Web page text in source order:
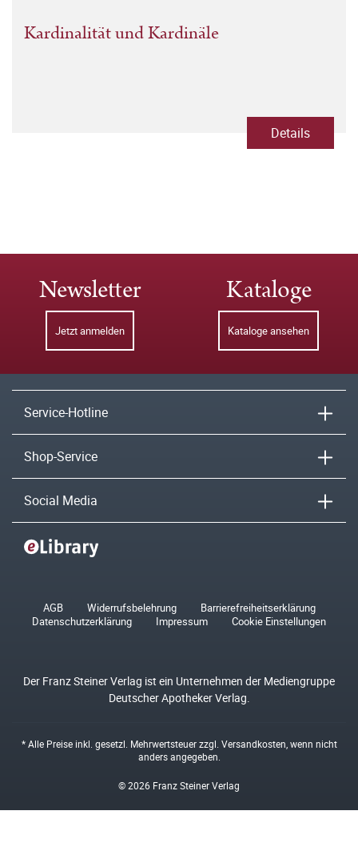
Kardinalität und Kardinäle
Details
Newsletter
Jetzt anmelden
Kataloge
Kataloge ansehen
Service-Hotline
Shop-Service
Social Media
AGB Widerrufsbelehrung
Barrierefreiheitserklärung
Datenschutzerklärung
Impressum Cookie Einstellungen
Der Franz Steiner Verlag ist ein Unternehmen der Mediengruppe
Deutscher Apotheker Verlag.
* Alle Preise inkl. gesetzl. Mehrwertsteuer zzgl. Versandkosten , wenn nicht
anders angegeben.
© 2026 Franz Steiner Verlag